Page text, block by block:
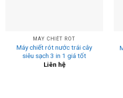
MÁY CHIẾT RÓT
Máy chiết rót nước trái cây
siêu sạch 3 in 1 giá tốt
Liên hệ